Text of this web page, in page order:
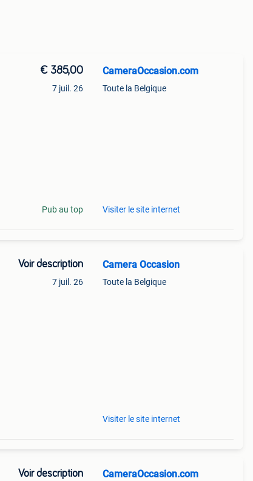
€ 385,00
7 juil. 26
Pub au top
CameraOccasion.com
Toute la Belgique
Visiter le site internet
Voir description
7 juil. 26
Camera Occasion
Toute la Belgique
Visiter le site internet
Voir description CameraOccasion.com